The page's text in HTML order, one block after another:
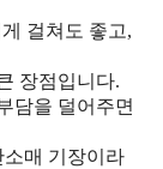
걸쳐도 좋고,
장점입니다.
담을 덜어주면
매 기장이라